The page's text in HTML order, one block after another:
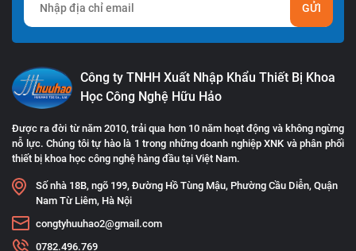
GỬI
Công ty TNHH Xuất Nhập Khẩu Thiết Bị Khoa
Học Công Nghệ Hữu Hảo
Được ra đời từ năm 2010, trải qua hơn 10 năm hoạt động và không ngừng
nỗ lực. Chúng tôi tự hào là 1 trong những doanh nghiệp XNK và phân phối
thiết bị khoa học công nghệ hàng đầu tại Việt Nam.
Số nhà 18B, ngõ 199, Đường Hồ Tùng Mậu, Phường Cầu Diễn, Quận
Nam Từ Liêm, Hà Nội
congtyhuuhao2@gmail.com
0782.496.769